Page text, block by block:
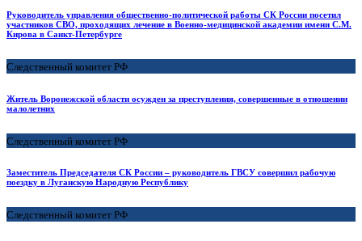
Руководитель управления общественно-политической работы СК России посетил
участников СВО, проходящих лечение в Военно-медицинской академии имени С.М.
Кирова в Санкт-Петербурге
Следственный комитет РФ
Житель Воронежской области осужден за преступления, совершенные в отношении
малолетних
Следственный комитет РФ
Заместитель Председателя СК России – руководитель ГВСУ совершил рабочую
поездку в Луганскую Народную Республику
Следственный комитет РФ